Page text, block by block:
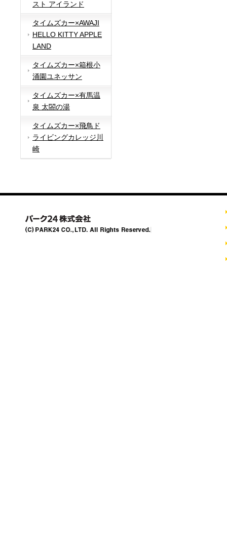
スト アイランド
タイムズカー×AWAJI
HELLO KITTY APPLE
LAND
タイムズカー×箱根小
涌園ユネッサン
タイムズカー×有馬温
泉 太閤の湯
タイムズカー×飛鳥ド
ライビングカレッジ川
崎